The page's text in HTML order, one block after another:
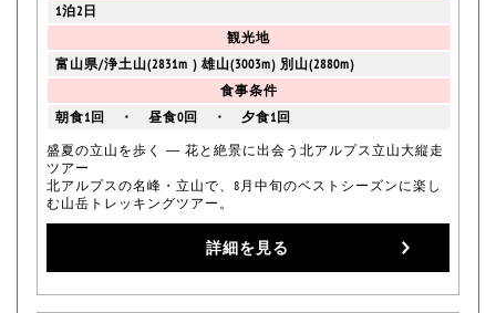
1泊2日
観光地
富山県/浄土山(2831m ) 雄山(3003m) 別山(2880m)
食事条件
朝食1回 ・ 昼食0回 ・ 夕食1回
盛夏の立山を歩く ― 花と絶景に出会う北アルプス立山大縦走
ツアー
北アルプスの名峰・立山で、8月中旬のベストシーズンに楽し
む山岳トレッキングツアー。
詳細を見る